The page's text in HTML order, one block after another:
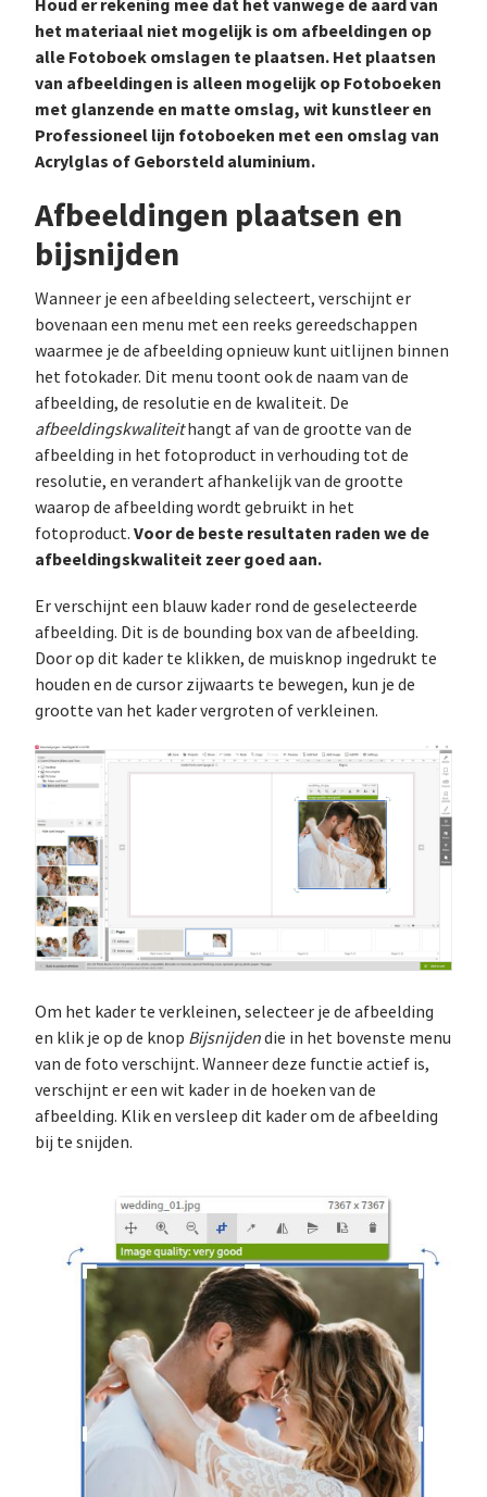
Houd er rekening mee dat het vanwege de aard van
het materiaal niet mogelijk is om afbeeldingen op
alle Fotoboek omslagen te plaatsen. Het plaatsen
van afbeeldingen is alleen mogelijk op Fotoboeken
met glanzende en matte omslag, wit kunstleer en
Professioneel lijn fotoboeken met een omslag van
Acrylglas of Geborsteld aluminium.
Afbeeldingen plaatsen en
bijsnijden
Wanneer je een afbeelding selecteert, verschijnt er
bovenaan een menu met een reeks gereedschappen
waarmee je de afbeelding opnieuw kunt uitlijnen binnen
het fotokader. Dit menu toont ook de naam van de
afbeelding, de resolutie en de kwaliteit. De
afbeeldingskwaliteithangt af van de grootte van de
afbeelding in het fotoproduct in verhouding tot de
resolutie, en verandert afhankelijk van de grootte
waarop de afbeelding wordt gebruikt in het
fotoproduct. Voor de beste resultaten raden we de
afbeeldingskwaliteit zeer goed aan.
Er verschijnt een blauw kader rond de geselecteerde
afbeelding. Dit is de bounding box van de afbeelding.
Door op dit kader te klikken, de muisknop ingedrukt te
houden en de cursor zijwaarts te bewegen, kun je de
grootte van het kader vergroten of verkleinen.
Om het kader te verkleinen, selecteer je de afbeelding
en klik je op de knop Bijsnijdendie in het bovenste menu
van de foto verschijnt. Wanneer deze functie actief is,
verschijnt er een wit kader in de hoeken van de
afbeelding. Klik en versleep dit kader om de afbeelding
bij te snijden.